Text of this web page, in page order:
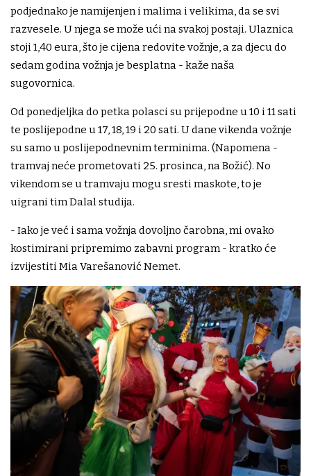
podjednako je namijenjen i malima i velikima, da se svi
razvesele. U njega se može ući na svakoj postaji. Ulaznica
stoji 1,40 eura, što je cijena redovite vožnje, a za djecu do
sedam godina vožnja je besplatna - kaže naša
sugovornica.
Od ponedjeljka do petka polasci su prijepodne u 10 i 11 sati
te poslijepodne u 17, 18, 19 i 20 sati. U dane vikenda vožnje
su samo u poslijepodnevnim terminima. (Napomena -
tramvaj neće prometovati 25. prosinca, na Božić). No
vikendom se u tramvaju mogu sresti maskote, to je
uigrani tim Dalal studija.
- Iako je već i sama vožnja dovoljno čarobna, mi ovako
kostimirani pripremimo zabavni program - kratko će
izvijestiti Mia Varešanović Nemet.